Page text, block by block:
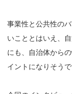
事業性と公共性の
いこととはいえ、
にも、自治体から
イントになりそうで